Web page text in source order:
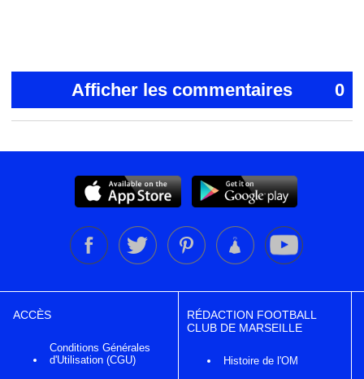
Afficher les commentaires 0
ACCÈS
Conditions Générales
d'Utilisation (CGU)
RÉDACTION FOOTBALL
CLUB DE MARSEILLE
Histoire de l'OM